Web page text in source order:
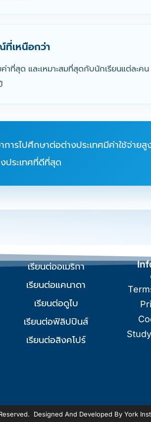
ที่เหนือกว่า
ที่สุด และเหมาะสมที่สุดกับนักเรียนแต่ละคน
าการไปศึกษาต่อต่างประเทศมีค่าใช้จ่าย
ประเทศที่ดีที่สุด
เรียนต่ออเมริกา
เรียนต่อแคนาดา
เรียนต่อดูไบ
เรียนต่อฟิลิปปินส์
เรียนต่อสิงคโปร์
Designed And Developed By York